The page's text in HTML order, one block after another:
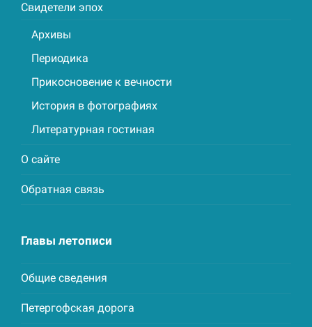
Свидетели эпох
Архивы
Периодика
Прикосновение к вечности
История в фотографиях
Литературная гостиная
О сайте
Обратная связь
Главы летописи
Общие сведения
Петергофская дорога